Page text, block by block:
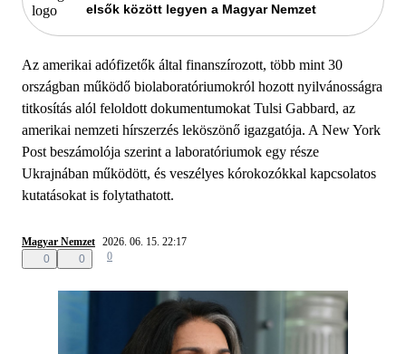
elsők között legyen a Magyar Nemzet
Az amerikai adófizetők által finanszírozott, több mint 30
országban működő biolaboratóriumokról hozott nyilvánosságra
titkosítás alól feloldott dokumentumokat Tulsi Gabbard, az
amerikai nemzeti hírszerzés leköszönő igazgatója. A New York
Post beszámolója szerint a laboratóriumok egy része
Ukrajnában működött, és veszélyes kórokozókkal kapcsolatos
kutatásokat is folytathatott.
Magyar Nemzet 2026. 06. 15. 22:17
0
0 0